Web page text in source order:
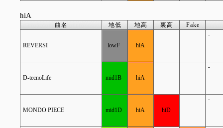
hiA
曲名 地低 地高 裏高 Fake
REVERSI lowF hiA
-
D-tecnoLife mid1B hiA
-
MONDO PIECE mid1D hiA hiD
-